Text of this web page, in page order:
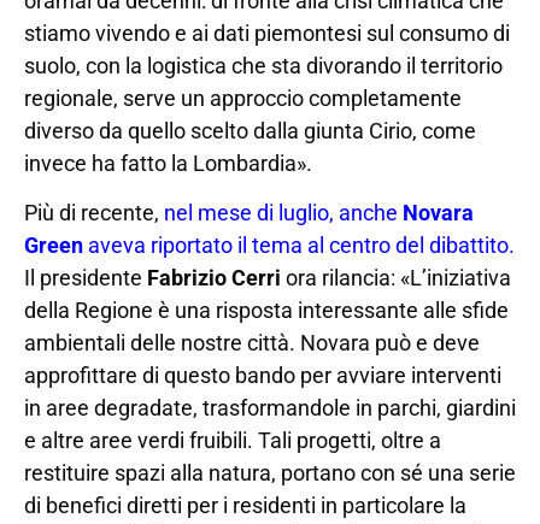
stiamo vivendo e ai dati piemontesi sul consumo di
suolo, con la logistica che sta divorando il territorio
regionale, serve un approccio completamente
diverso da quello scelto dalla giunta Cirio, come
invece ha fatto la Lombardia».
Più di recente, nel mese di luglio, anche Novara
Green aveva riportato il tema al centro del dibattito.
Il presidente Fabrizio Cerri ora rilancia: «L’iniziativa
della Regione è una risposta interessante alle sfide
ambientali delle nostre città. Novara può e deve
approfittare di questo bando per avviare interventi
in aree degradate, trasformandole in parchi, giardini
e altre aree verdi fruibili. Tali progetti, oltre a
restituire spazi alla natura, portano con sé una serie
di benefici diretti per i residenti in particolare la